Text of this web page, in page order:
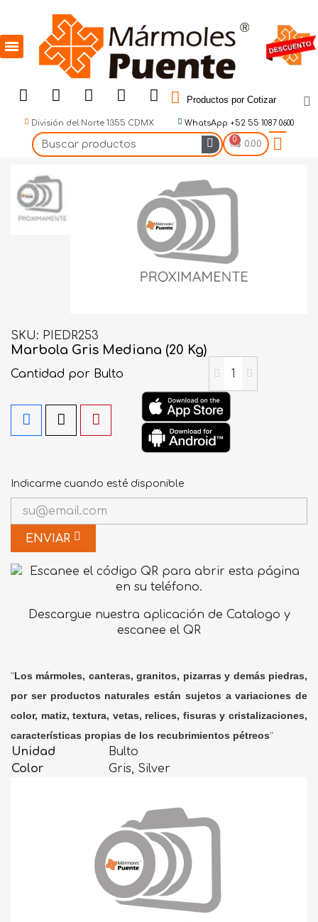
Productos por Cotizar
División del Norte 1355 CDMX WhatsApp +52 55 1087 0600
$ 0.00
SKU PIEDR253
Marbola Gris Mediana (20 Kg)
Cantidad por Bulto
Indicarme cuando esté disponible
ENVIAR
Descargue nuestra aplicación de Catalogo y
escanee el QR
"Los mármoles, canteras, granitos, pizarras y demás piedras,
por ser productos naturales están sujetos a variaciones de
color, matiz, textura, vetas, relices, fisuras y cristalizaciones,
características propias de los recubrimientos pétreos"
Unidad
Bulto
Color
Gris, Silver